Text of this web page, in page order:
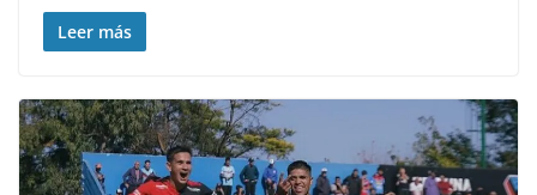
Leer más